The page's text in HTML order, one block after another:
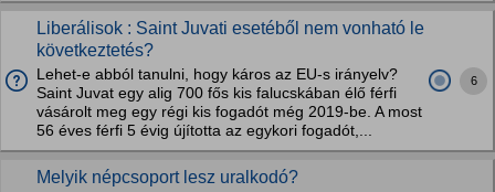
Liberálisok : Saint Juvati esetéből nem vonható le
következtetés?
Lehet-e abból tanulni, hogy káros az EU-s irányelv?
Saint Juvat egy alig 700 fős kis falucskában élő férfi
vásárolt meg egy régi kis fogadót még 2019-be. A most
56 éves férfi 5 évig újította az egykori fogadót,...
6
Melyik népcsoport lesz uralkodó?